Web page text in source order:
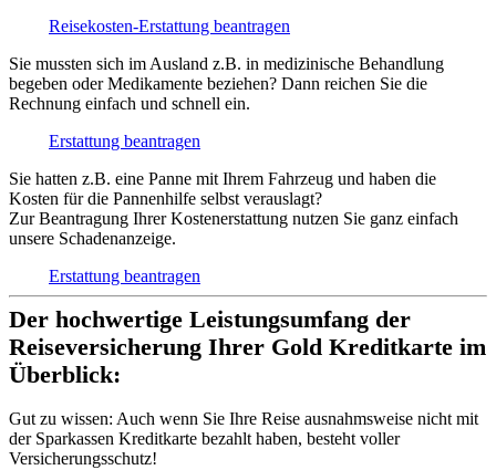
Reisekosten-Erstattung beantragen
Sie mussten sich im Ausland z.B. in medizinische Behandlung
begeben oder Medikamente beziehen? Dann reichen Sie die
Rechnung einfach und schnell ein.
Erstattung beantragen
Sie hatten z.B. eine Panne mit Ihrem Fahrzeug und haben die
Kosten für die Pannenhilfe selbst verauslagt?
Zur Beantragung Ihrer Kostenerstattung nutzen Sie ganz einfach
unsere Schadenanzeige.
Erstattung beantragen
Der hochwertige Leistungsumfang der
Reiseversicherung Ihrer Gold Kreditkarte im
Überblick:
Gut zu wissen: Auch wenn Sie Ihre Reise ausnahmsweise nicht mit
der Sparkassen Kreditkarte bezahlt haben, besteht voller
Versicherungsschutz!